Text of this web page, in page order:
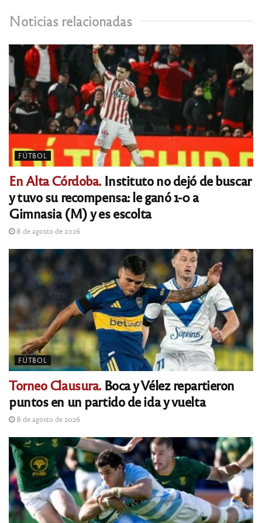
Noticias relacionadas
FÚTBOL
En Alta Córdoba.Instituto no dejó de buscar
y tuvo su recompensa: le ganó 1-0 a
Gimnasia (M) y es escolta
8 de agosto de 2026
FÚTBOL
Torneo Clausura.Boca y Vélez repartieron
puntos en un partido de ida y vuelta
8 de agosto de 2026